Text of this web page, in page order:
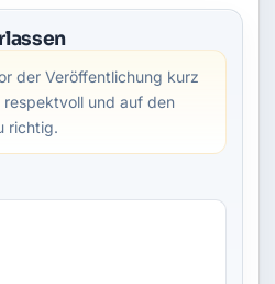
der Veröffentlichung kurz
und auf den
richtig.